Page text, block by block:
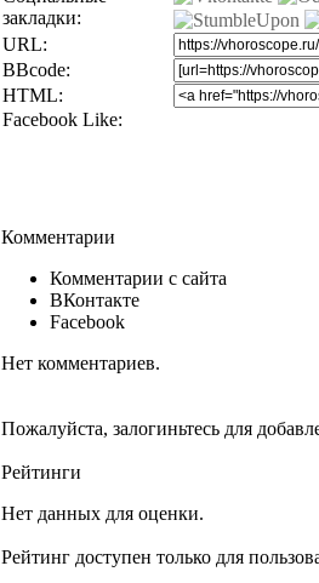
закладки:
URL:
BBcode:
HTML:
Facebook Like:
Комментарии
Комментарии с сайта
ВКонтакте
Facebook
Нет комментариев.
Пожалуйста, залогиньтесь для
Рейтинги
Нет данных для оценки.
Рейтинг доступен только для